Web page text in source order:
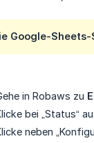
Google-
in Robaws zu
bei „Status“
neben